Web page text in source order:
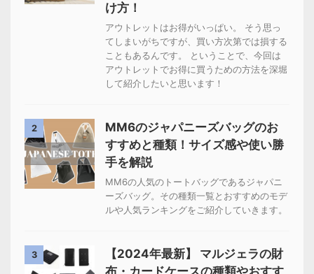
け方！
アウトレットはお得がいっぱい。 そう思っ
てしまいがちですが、買い方次第では損する
こともあるんです。 ということで、今回は
アウトレットでお得に買うための方法を深堀
して紹介したいと思います！
2
MM6のジャパニーズバッグのお
すすめと種類！サイズ感や使い勝
手を解説
MM6の人気のトートバッグであるジャパニ
ーズバッグ。その種類一覧とおすすめのモデ
ルや人気ランキングをご紹介していきます。
3
【2024年最新】 マルジェラの財